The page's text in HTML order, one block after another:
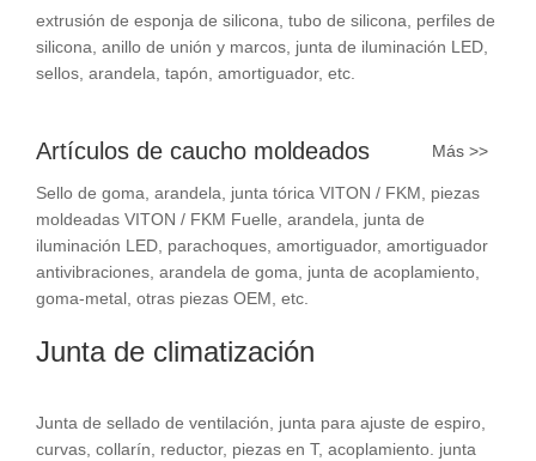
extrusión de esponja de silicona, tubo de silicona, perfiles de
silicona, anillo de unión y marcos, junta de iluminación LED,
sellos, arandela, tapón, amortiguador, etc.
Artículos de caucho moldeados Más >>
Sello de goma, arandela, junta tórica VITON / FKM, piezas
moldeadas VITON / FKM Fuelle, arandela, junta de
iluminación LED, parachoques, amortiguador, amortiguador
antivibraciones, arandela de goma, junta de acoplamiento,
goma-metal, otras piezas OEM, etc.
Junta de climatización
Junta de sellado de ventilación, junta para ajuste de espiro,
curvas, collarín, reductor, piezas en T, acoplamiento. junta